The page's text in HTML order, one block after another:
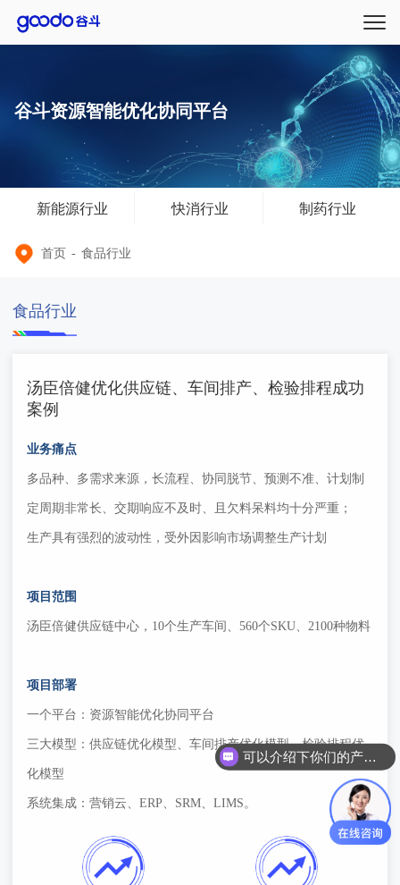
谷斗资源智能优化协同平台
新能源行业 快消行业 制药行业
首页 - 食品行业
食品行业
汤臣倍健优化供应链、车间排产、检验排程成功
案例
业务痛点
多品种、多需求来源，长流程、协同脱节、预测不准、计划制
定周期非常长、交期响应不及时、且欠料呆料均十分严重；
生产具有强烈的波动性，受外因影响市场调整生产计划
项目范围
汤臣倍健供应链中心，10个生产车间、560个SKU、2100种物料
项目部署
一个平台：资源智能优化协同平台
三大模型：供应链优化模型、车间排产优化模型、检验排程优
化模型
系统集成：营销云、ERP、SRM、LIMS。
可以介绍下你们的产品么？